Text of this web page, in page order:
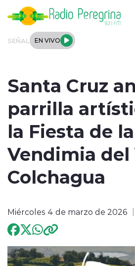
SEÑAL EN VIVO
Tendencias
Podcast
Internacional
Entrevistas
Santa Cruz
parrilla
la Fiesta de la
Vendimia del
Colchagua
Miércoles 4 de marzo de 2026